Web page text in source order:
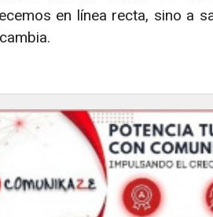
en línea recta, sino a